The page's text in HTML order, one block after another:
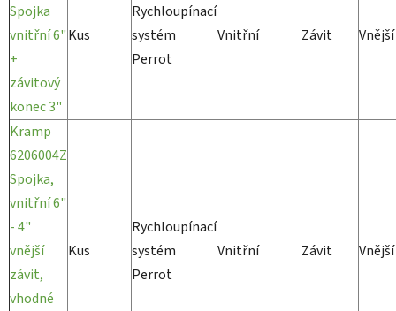
Spojka
vnitřní 6"
+
závitový
konec 3"
Kus
Rychloupínací
systém
Perrot
Vnitřní Závit Vnější
Kramp
6206004Z
Spojka,
vnitřní 6"
- 4"
vnější
závit,
vhodné
Kus
Rychloupínací
systém
Perrot
Vnitřní Závit Vnější